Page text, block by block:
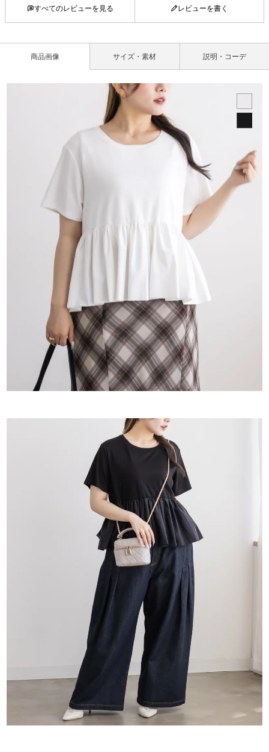
すべてのレビューを見る レビューを書く
商品画像 サイズ・素材 説明・コーデ